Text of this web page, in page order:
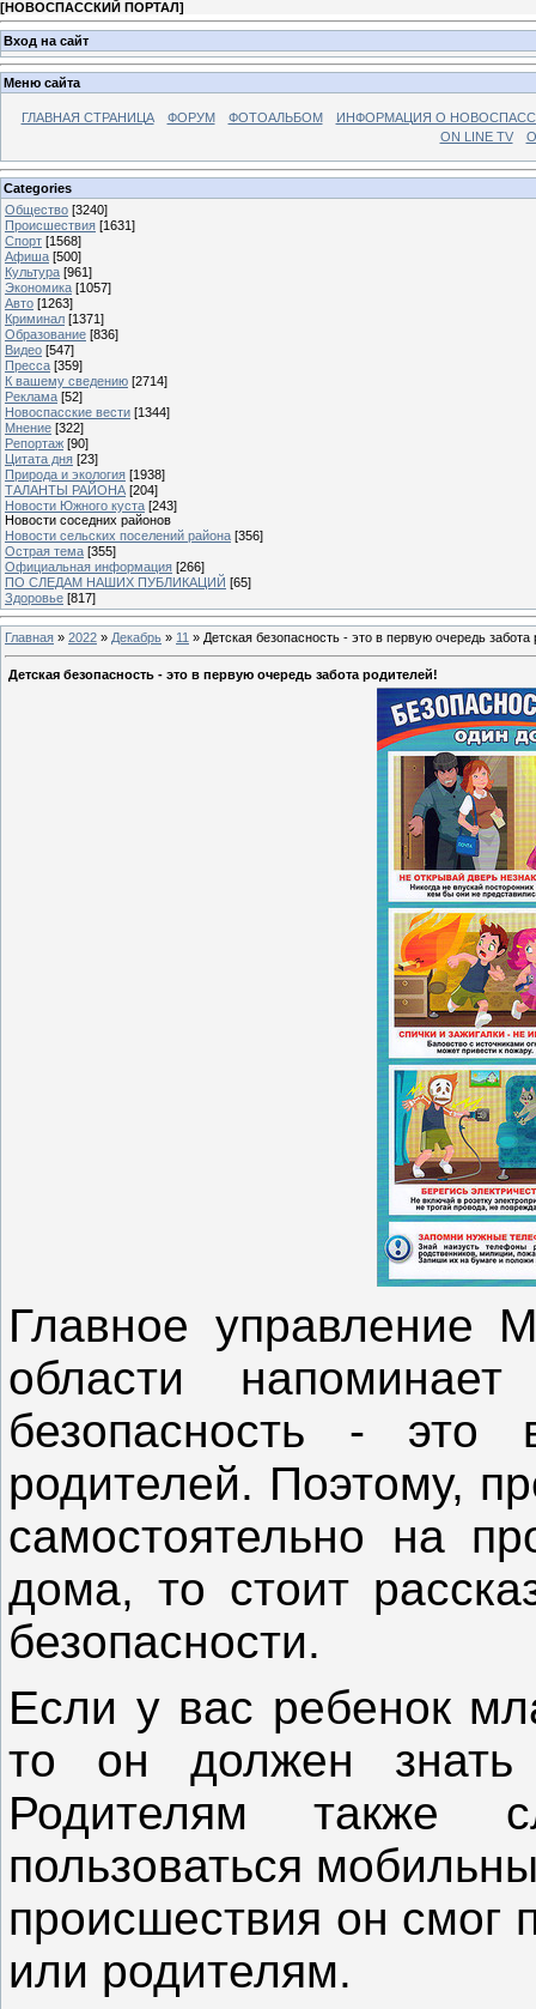
[НОВОСПАССКИЙ ПОРТАЛ]
Вход на сайт
Меню сайта
ГЛАВНАЯ СТРАНИЦА ФОРУМ ФОТОАЛЬБОМ
ИНФОРМАЦИЯ О
ON LINE TV
Categories
Общество [3240]
Происшествия [1631]
Спорт [1568]
Афиша [500]
Культура [961]
Экономика [1057]
Авто [1263]
Криминал [1371]
Образование [836]
Видео [547]
Пресса [359]
К вашему сведению [2714]
Реклама [52]
Новоспасские вести [1344]
Мнение [322]
Репортаж [90]
Цитата дня [23]
Природа и экология [1938]
ТАЛАНТЫ РАЙОНА [204]
Новости Южного куста [243]
Новости соседних районов
Новости сельских поселений района [356]
Острая тема [355]
Официальная информация [266]
ПО СЛЕДАМ НАШИХ ПУБЛИКАЦИЙ [65]
Здоровье [817]
Главная » 2022 » Декабрь » 11 » Детская безопасность - это в первую очередь забота
Детская безопасность - это в первую очередь забота родителей!
Главное управление
области
безопасность - это
родителей. Поэтому,
самостоятельно на
дома, то стоит
безопасности.
Если у вас ребенок
то он должен
Родителям также
пользоваться
происшествия он смог
или родителям.